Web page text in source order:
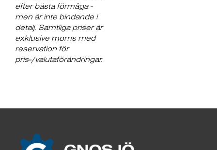
efter bästa förmåga -
men är inte bindande i
detalj. Samtliga priser är
exklusive moms med
reservation för
pris-/valutaförändringar.